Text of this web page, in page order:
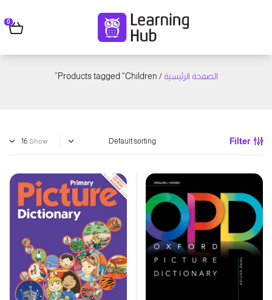
0
الصفحة الرئيسية/ Products tagged “Children”
Filter
Show